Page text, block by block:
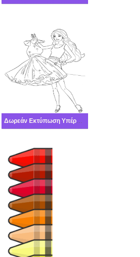
Δωρεάν Εκτύπωση Υπέροχη Μπάρμπι